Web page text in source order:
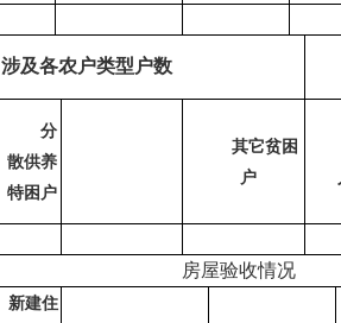
涉及各农户类型户数
分
散供养
特困 户
其它贫困
户
房屋验收情况
新建住